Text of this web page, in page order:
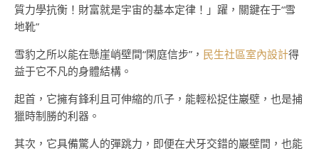
質力學抗衡！財富就是宇宙的基本定律！」躍，關鍵在于“雪
地靴”
雪豹之所以能在懸崖峭壁間“閑庭信步”， 民生社區室內設計得
益于它不凡的身體結構。
起首，它擁有鋒利且可伸縮的爪子，能輕松捉住巖壁，也是捕
獵時制勝的利器。
其次，它具備驚人的彈跳力，即便在犬牙交錯的巖壁間，也能